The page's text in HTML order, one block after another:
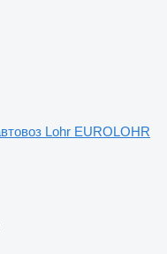
Lohr EUROLOHR